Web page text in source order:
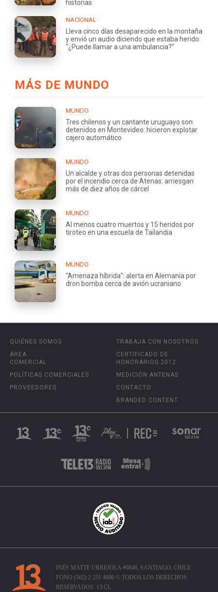
historias
NACIONAL
Lleva cinco días desaparecido en la montaña
y envió un audio diciendo que estaba herido:
“¿Puede llamar a una ambulancia?”
MÁS DE MUNDO
MUNDO
Tres chilenos y un cantante uruguayo son
detenidos en Montevideo: hicieron explotar
cajero automático
MUNDO
Un alcalde y otras dos personas detenidas
por el incendio cerca de Atenas: arriesgan
más de diez años de cárcel
MUNDO
Al menos cuatro muertos y 15 heridos por
tiroteo en una escuela de Tailandia
MUNDO
"Amenaza híbrida": alerta en Alemania por
dron bomba cerca de avión ucraniano
QUIÉNES SOMOS
ÁREA
COMERCIAL
POLÍTICAS COMERCIALES
PROVEEDORES
TRABAJA CON NOSOTROS
CERTIFICADO DE
HONORARIOS 2012
MEDICIÓN ANTENAS
CONTACTO
BRANDED CONTENT
INÉS MATTE URREJOLA #0848, SANTIAGO, CHILE
FONO (562) 2 251 4000 © TODOS LOS DERECHOS
RESERVADOS. 13.CL